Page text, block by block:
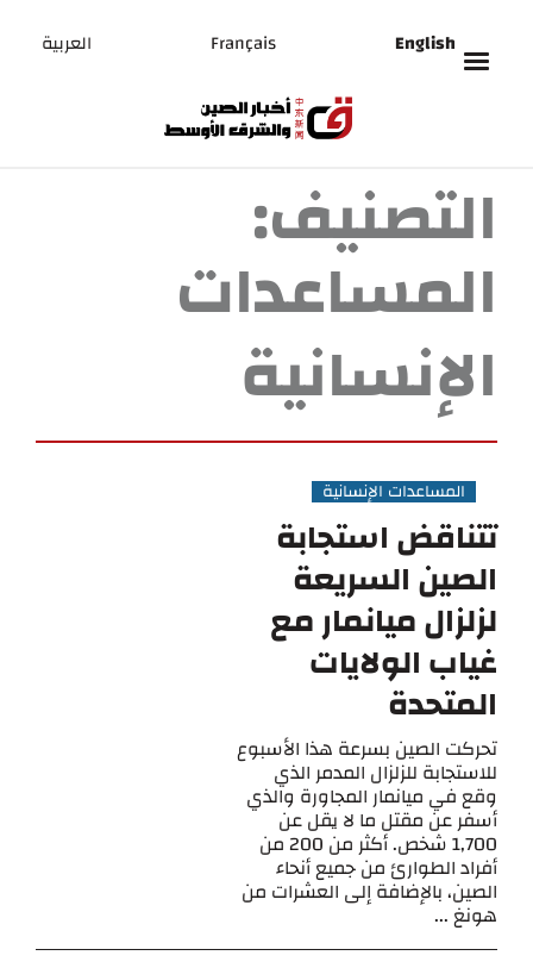
English
Français العربية
التصنيف:
المساعدات
الإنسانية
المساعدات الإنسانية
تتناقض استجابة
الصين السريعة
لزلزال ميانمار مع
غياب الولايات
المتحدة
تحركت الصين بسرعة هذا الأسبوع
للاستجابة للزلزال المدمر الذي
وقع في ميانمار المجاورة والذي
أسفر عن مقتل ما لا يقل عن
1,700 شخص. أكثر من 200 من
أفراد الطوارئ من جميع أنحاء
الصين، بالإضافة إلى العشرات من
هونغ ...